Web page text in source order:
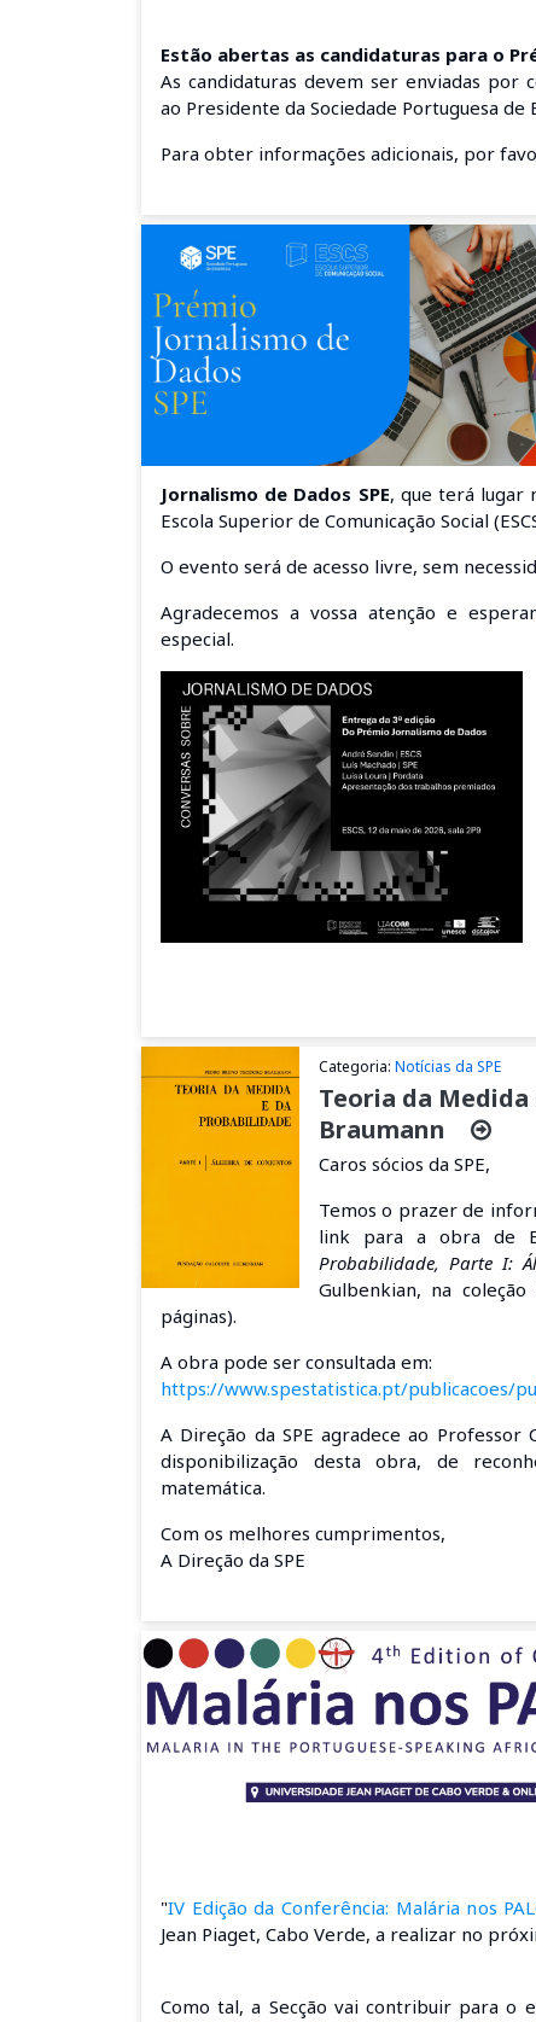
Estão abertas as candidaturas para o
As candidaturas devem ser enviadas por
ao Presidente da Sociedade Portuguesa
Para obter informações adicionais, por
Jornalismo de Dados SPE, que terá lugar
Escola Superior de Comunicação Social
O evento será de acesso livre, sem
Agradecemos a vossa atenção e
especial.
Categoria: Notícias da SPE
Teoria da
Braumann
Caros sócios da SPE,
Temos o prazer de
link para a obra de
Probabilidade, Parte I:
Gulbenkian, na
páginas).
A obra pode ser consultada em:
https://www.spestatistica.pt/publicacoes/
A Direção da SPE agradece ao Professor
disponibilização desta obra, de
matemática.
Com os melhores cumprimentos,
A Direção da SPE
"IV Edição da Conferência: Malária nos
Jean Piaget, Cabo Verde, a realizar no
Como tal, a Secção vai contribuir para o